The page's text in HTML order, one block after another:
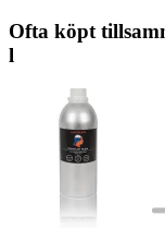
Ofta köpt
l